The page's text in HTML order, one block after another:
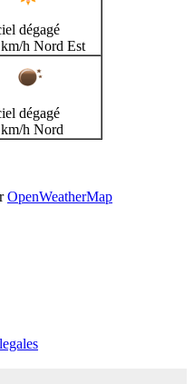
dégagé
h Nord Est
dégagé
h Nord
OpenWeatherMap